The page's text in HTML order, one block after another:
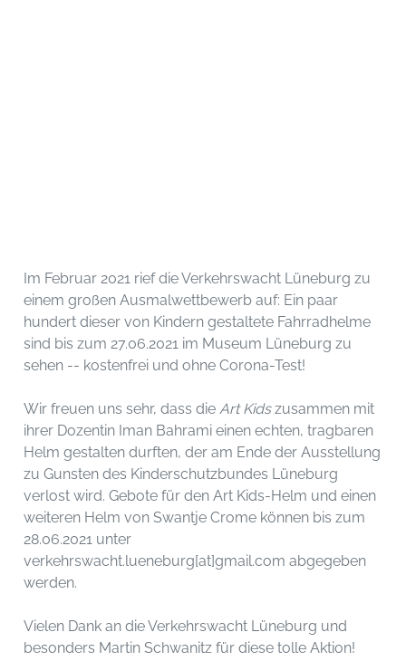
Im Februar 2021 rief die Verkehrswacht Lüneburg zu
einem großen Ausmalwettbewerb auf: Ein paar
hundert dieser von Kindern gestaltete Fahrradhelme
sind bis zum 27.06.2021 im Museum Lüneburg zu
sehen -- kostenfrei und ohne Corona-Test!
Wir freuen uns sehr, dass dieArt Kidszusammen mit
ihrer Dozentin Iman Bahrami einen echten, tragbaren
Helm gestalten durften, der am Ende der Ausstellung
zu Gunsten des Kinderschutzbundes Lüneburg
verlost wird. Gebote für den Art Kids-Helm und einen
weiteren Helm von Swantje Crome können bis zum
28.06.2021 unter
verkehrswacht.lueneburg[at]gmail.com abgegeben
werden.
Vielen Dank an die Verkehrswacht Lüneburg und
besonders Martin Schwanitz für diese tolle Aktion!